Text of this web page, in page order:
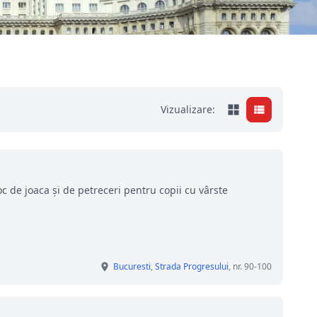
Vizualizare:
de joaca și de petreceri pentru copii cu vârste
Bucuresti,Strada Progresului, nr. 90-100